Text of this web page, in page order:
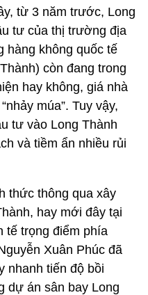
từ 3 năm trước, Long
tư của thị trường địa
hàng không quốc tế
còn đang trong
hay không, giá nhà
múa”. Tuy vậy,
tư vào Long Thành
và tiềm ẩn nhiều rủi
thức thông qua xây
hay mới đây tại
tế trọng điểm phía
Xuân Phúc đã
nhanh tiến độ bồi
dự án sân bay Long